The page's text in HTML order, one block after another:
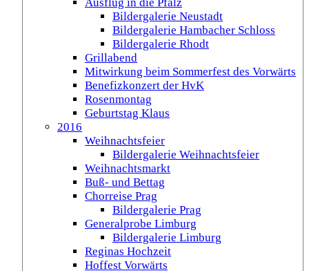
Bildergalerie Neustadt
Bildergalerie Hambacher Schloss
Bildergalerie Rhodt
Grillabend
Mitwirkung beim Sommerfest des Vorwärts
Benefizkonzert der HvK
Rosenmontag
Geburtstag Klaus
2016
Weihnachtsfeier
Bildergalerie Weihnachtsfeier
Weihnachtsmarkt
Buß- und Bettag
Chorreise Prag
Bildergalerie Prag
Generalprobe Limburg
Bildergalerie Limburg
Reginas Hochzeit
Hoffest Vorwärts